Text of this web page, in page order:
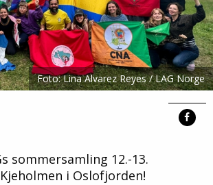
Foto: Lina Alvarez Reyes / LAG Norge
sommersamling 12.-13.
i Oslofjorden!